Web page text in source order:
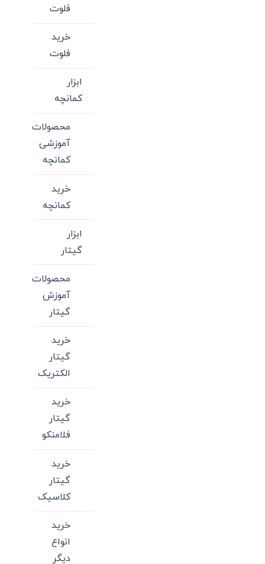
فلوت
خرید
فلوت
ابزار
کمانچه
محصولات
آموزشی
کمانچه
خرید
کمانچه
ابزار
گیتار
محصولات
آموزش
گیتار
خرید
گیتار
الکتریک
خرید
گیتار
فلامنکو
خرید
گیتار
کلاسیک
خرید
انواع
دیگر